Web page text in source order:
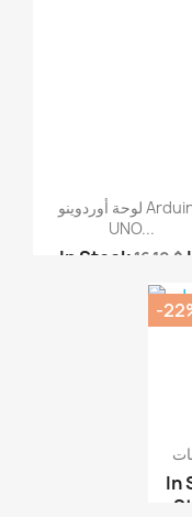
لوحة أوردوينو Arduino
UNO...
In Stock 16.10 $
In Stock
In
In
‎-